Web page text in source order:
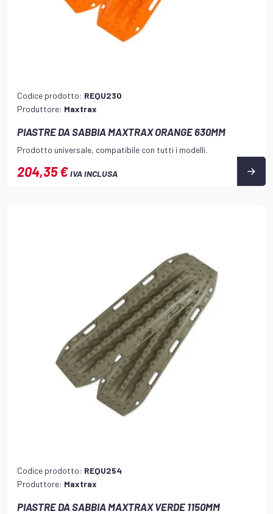
Codice prodotto: REQU230
Produttore: Maxtrax
PIASTRE DA SABBIA MAXTRAX ORANGE 630MM
Prodotto universale, compatibile con tutti i modelli.
204,35 €IVA INCLUSA
Codice prodotto: REQU254
Produttore: Maxtrax
PIASTRE DA SABBIA MAXTRAX VERDE 1150MM